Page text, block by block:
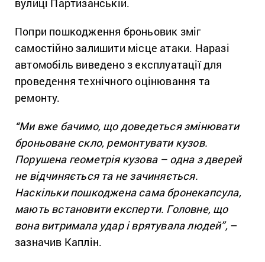
вулиці Партизанській.
Попри пошкодження броньовик зміг
самостійно залишити місце атаки. Наразі
автомобіль виведено з експлуатації для
проведення технічного оцінювання та
ремонту.
“Ми вже бачимо, що доведеться змінювати
броньоване скло, ремонтувати кузов.
Порушена геометрія кузова – одна з дверей
не відчиняється та не зачиняється.
Наскільки пошкоджена сама бронекапсула,
мають встановити експерти. Головне, що
вона витримала удар і врятувала людей”,–
зазначив Каплін.